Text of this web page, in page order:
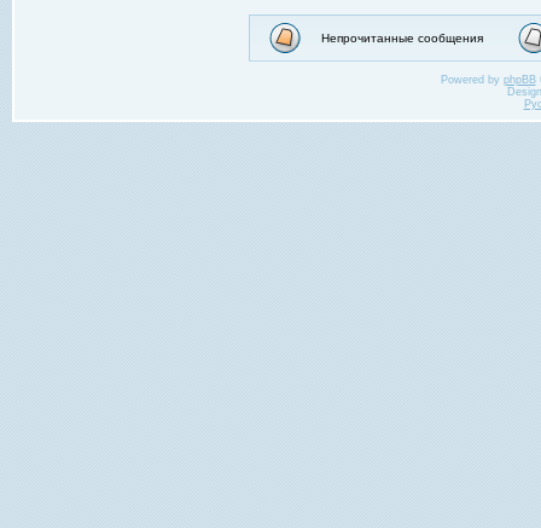
Непрочитанные сообщения
Powered by phpBB